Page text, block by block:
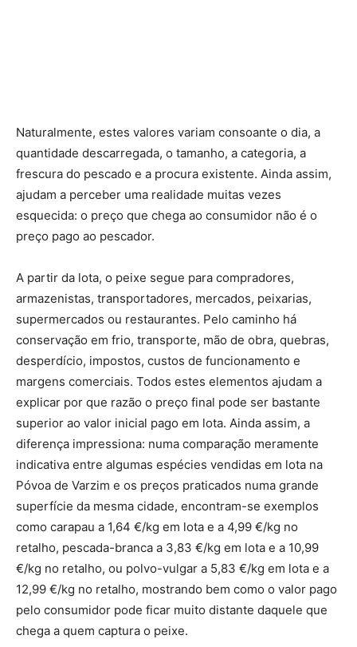
Naturalmente, estes valores variam consoante o dia, a
quantidade descarregada, o tamanho, a categoria, a
frescura do pescado e a procura existente. Ainda assim,
ajudam a perceber uma realidade muitas vezes
esquecida: o preço que chega ao consumidor não é o
preço pago ao pescador.
A partir da lota, o peixe segue para compradores,
armazenistas, transportadores, mercados, peixarias,
supermercados ou restaurantes. Pelo caminho há
conservação em frio, transporte, mão de obra, quebras,
desperdício, impostos, custos de funcionamento e
margens comerciais. Todos estes elementos ajudam a
explicar por que razão o preço final pode ser bastante
superior ao valor inicial pago em lota. Ainda assim, a
diferença impressiona: numa comparação meramente
indicativa entre algumas espécies vendidas em lota na
Póvoa de Varzim e os preços praticados numa grande
superfície da mesma cidade, encontram-se exemplos
como carapau a 1,64 €/kg em lota e a 4,99 €/kg no
retalho, pescada-branca a 3,83 €/kg em lota e a 10,99
€/kg no retalho, ou polvo-vulgar a 5,83 €/kg em lota e a
12,99 €/kg no retalho, mostrando bem como o valor pago
pelo consumidor pode ficar muito distante daquele que
chega a quem captura o peixe.